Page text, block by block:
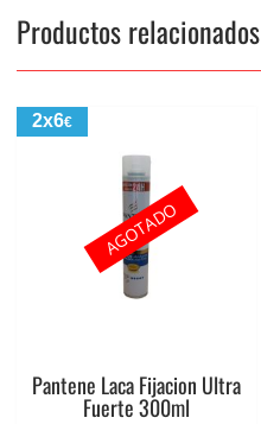
Productos relacionados
2x6€
Pantene Laca Fijacion Ultra
Fuerte 300ml
AGOTADO